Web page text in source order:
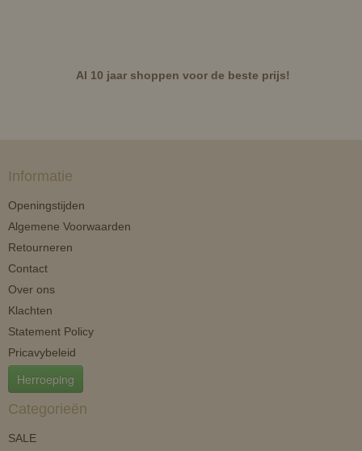
Al 10 jaar shoppen voor de beste prijs!
Informatie
Openingstijden
Algemene Voorwaarden
Retourneren
Contact
Over ons
Klachten
Statement Policy
Pricavybeleid
Herroeping
Categorieën
SALE